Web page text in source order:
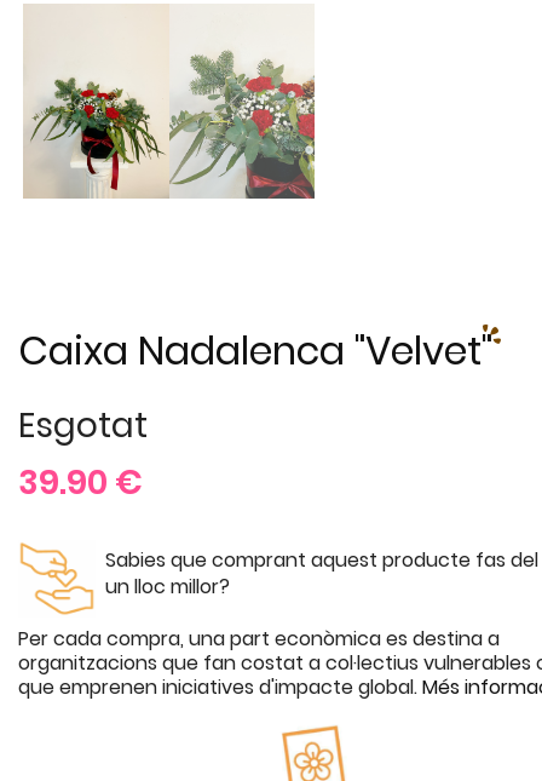
Caixa Nadalenca "Velvet"
Esgotat
39.90 €
Sabies que comprant aquest producte fas
un lloc millor?
Per cada compra, una part econòmica es destina a
organitzacions que fan costat a col·lectius vulnerables
que emprenen iniciatives d'impacte global.Més